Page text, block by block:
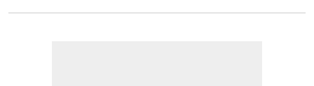
centroamericano y China, impulsado por la